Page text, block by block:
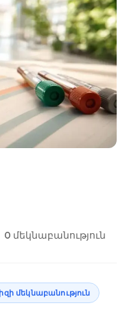
0 մեկնաբանություն
մեկնաբանություն